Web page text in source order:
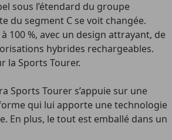
sous l’étendard du groupe
du segment C se voit changée.
à 100 %, avec un design attrayant, de
hybrides rechargeables.
la Sports Tourer.
Sports Tourer s’appuie sur une
qui lui apporte une technologie
En plus, le tout est emballé dans un